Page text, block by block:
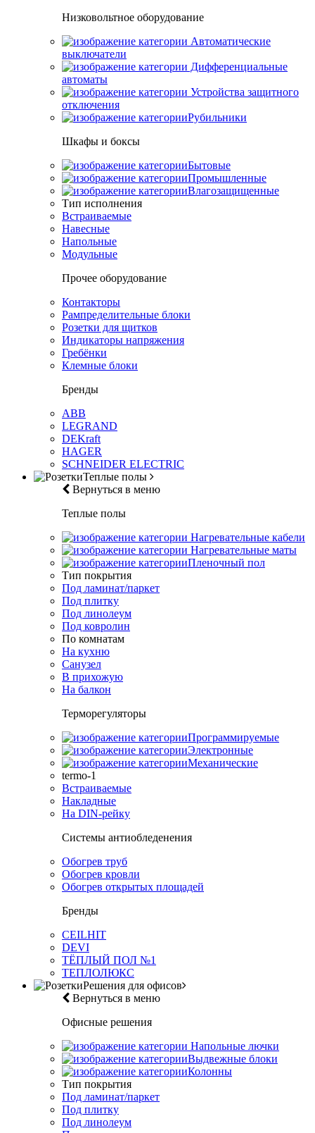
Низковольтное оборудование
Автоматические
выключатели
Дифференциальные
автоматы
Устройства защитного
отключения
Рубильники
Шкафы и боксы
Бытовые
Промышленные
Влагозащищенные
Тип исполнения
Встраиваемые
Навесные
Напольные
Модульные
Прочее оборудование
Контакторы
Рампределительные блоки
Розетки для щитков
Индикаторы напряжения
Гребёнки
Клемные блоки
Бренды
ABB
LEGRAND
DEKraft
HAGER
SCHNEIDER ELECTRIC
Теплые полы
Вернуться в меню
Теплые полы
Нагревательные кабели
Нагревательные маты
Пленочный пол
Тип покрытия
Под ламинат/паркет
Под плитку
Под линолеум
Под ковролин
По комнатам
На кухню
Санузел
В прихожую
На балкон
Терморегуляторы
Программируемые
Электронные
Механические
termo-1
Встраиваемые
Накладные
На DIN-рейку
Системы антиобледенения
Обогрев труб
Обогрев кровли
Обогрев открытых площадей
Бренды
CEILHIT
DEVI
ТЁПЛЫЙ ПОЛ №1
ТЕПЛОЛЮКС
Решения для офисов
Вернуться в меню
Офисные решения
Напольные лючки
Выдвежные блоки
Колонны
Тип покрытия
Под ламинат/паркет
Под плитку
Под линолеум